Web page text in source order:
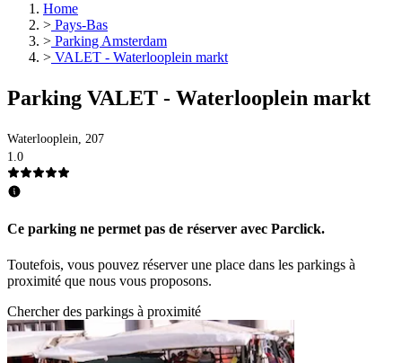
Home
> Pays-Bas
> Parking Amsterdam
> VALET - Waterlooplein markt
Parking VALET - Waterlooplein markt
Waterlooplein, 207
1.0
Ce parking ne permet pas de réserver avec Parclick.
Toutefois, vous pouvez réserver une place dans les parkings à
proximité que nous vous proposons.
Chercher des parkings à proximité